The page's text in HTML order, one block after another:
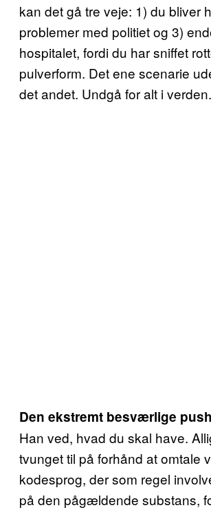
kan det gå tre veje: 1) du bliver
problemer med politiet og 3)
hospitalet, fordi du har sniffet
pulverform. Det ene scenarie
det andet. Undgå for alt i verden.
Den ekstremt besværlige
Han ved, hvad du skal have.
tvunget til på forhånd at omtale
kodesprog, der som regel
på den pågældende substans,